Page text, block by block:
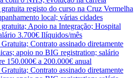
registo do curso na Cruz Vermelha
local; várias cidades
Apoio na Integração; Hospital
3.700€ Ilíquidos/mês
Contrato assinado diretamente
apoio no BIG registration; salário
150.000€ a 200.000€ anual
Contrato assinado diretamente